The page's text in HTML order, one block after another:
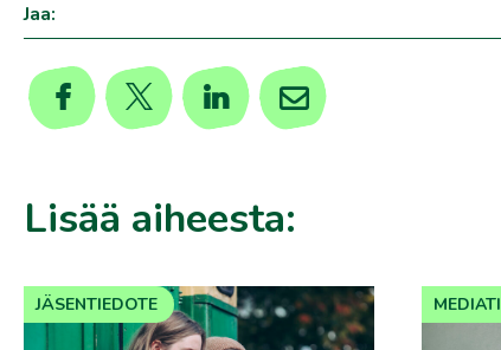
Jaa:
Lisää aiheesta:
JÄSENTIEDOTE